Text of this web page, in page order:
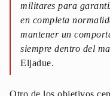
militares para
en completa
mantener un
siempre dentro del
Eljadue.
Otro de los objetivos